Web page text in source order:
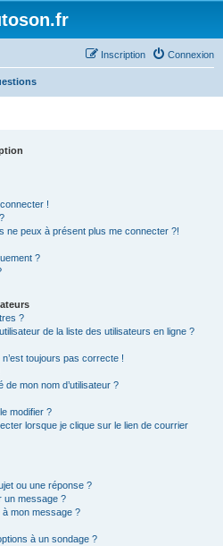
Connexion
Inscription
!
ne peux à présent plus me connecter ?!
?
?
de la liste des utilisateurs en ligne ?
n’est toujours pas correcte !
mon nom d’utilisateur ?
modifier ?
lorsque je clique sur le lien de courrier
ou une réponse ?
un message ?
mon message ?
à un sondage ?